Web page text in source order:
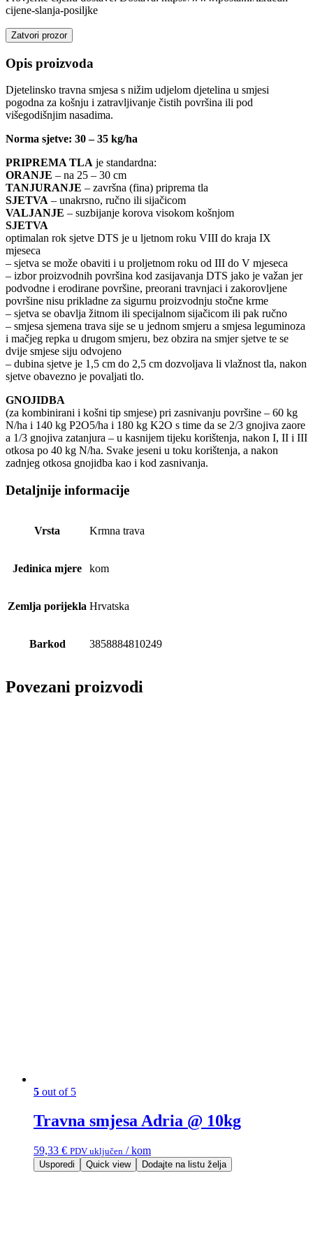
cijene-slanja-posiljke
Zatvori prozor
Opis proizvoda
Djetelinsko travna smjesa s nižim udjelom djetelina u smjesi
pogodna za košnju i zatravljivanje čistih površina ili pod
višegodišnjim nasadima.
Norma sjetve: 30 – 35 kg/ha
PRIPREMA TLA je standardna:
ORANJE – na 25 – 30 cm
TANJURANJE – završna (fina) priprema tla
SJETVA – unakrsno, ručno ili sijačicom
VALJANJE – suzbijanje korova visokom košnjom
SJETVA
optimalan rok sjetve DTS je u ljetnom roku VIII do kraja IX
mjeseca
– sjetva se može obaviti i u proljetnom roku od III do V mjeseca
– izbor proizvodnih površina kod zasijavanja DTS jako je važan jer
podvodne i erodirane površine, preorani travnjaci i zakorovljene
površine nisu prikladne za sigurnu proizvodnju stočne krme
– sjetva se obavlja žitnom ili specijalnom sijačicom ili pak ručno
– smjesa sjemena trava sije se u jednom smjeru a smjesa leguminoza
i mačjeg repka u drugom smjeru, bez obzira na smjer sjetve te se
dvije smjese siju odvojeno
– dubina sjetve je 1,5 cm do 2,5 cm dozvoljava li vlažnost tla, nakon
sjetve obavezno je povaljati tlo.
GNOJIDBA
(za kombinirani i košni tip smjese) pri zasnivanju površine – 60 kg
N/ha i 140 kg P2O5/ha i 180 kg K2O s time da se 2/3 gnojiva zaore
a 1/3 gnojiva zatanjura – u kasnijem tijeku korištenja, nakon I, II i III
otkosa po 40 kg N/ha. Svake jeseni u toku korištenja, a nakon
zadnjeg otkosa gnojidba kao i kod zasnivanja.
Detaljnije informacije
Vrsta Krmna trava
Jedinica mjere kom
Zemlja porijekla Hrvatska
Barkod 3858884810249
Povezani proizvodi
5 out of 5
Travna smjesa Adria @ 10kg
59,33 € PDV uključen / kom
Usporedi Quick view Dodajte na listu želja